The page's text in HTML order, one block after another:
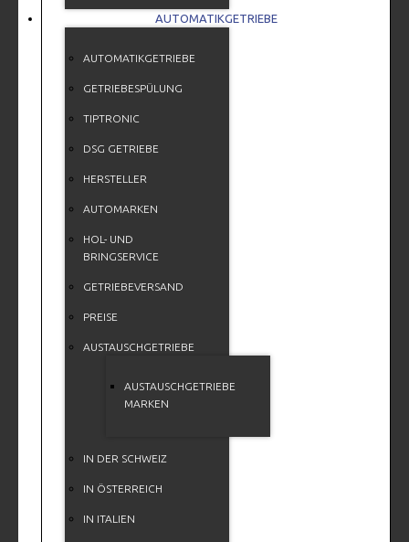
AUTOMATIKGETRIEBE
AUTOMATIKGETRIEBE
GETRIEBESPÜLUNG
TIPTRONIC
DSG GETRIEBE
HERSTELLER
AUTOMARKEN
HOL- UND
BRINGSERVICE
GETRIEBEVERSAND
PREISE
AUSTAUSCHGETRIEBE
AUSTAUSCHGETRIEBE
MARKEN
IN DER SCHWEIZ
IN ÖSTERREICH
IN ITALIEN